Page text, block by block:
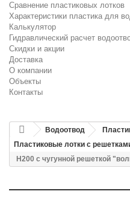
Сравнение пластиковых лотков
Характеристики пластика для
Калькулятор
Гидравлический расчет
Скидки и акции
Доставка
О компании
Объекты
Контакты
Водоотвод
Пластиковые лотки с
H200 с чугунной решеткой